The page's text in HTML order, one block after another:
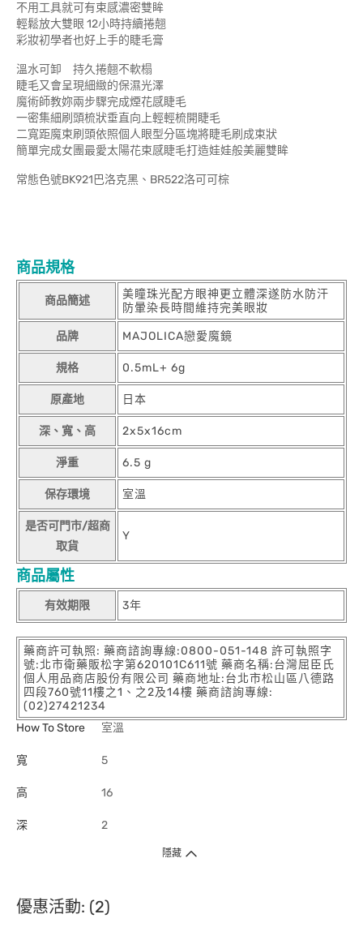
不用工具就可有束感濃密雙眸
輕鬆放大雙眼 12小時持續捲翹
彩妝初學者也好上手的睫毛膏
溫水可卸 持久捲翹不軟榻
睫毛又會呈現細緻的保濕光澤
魔術師教妳兩步驟完成煙花感睫毛
一密集細刷頭梳狀垂直向上輕輕梳開睫毛
二寬距魔束刷頭依照個人眼型分區塊將睫毛刷成束狀
簡單完成女團最愛太陽花束感睫毛打造娃娃般美麗雙眸
常態色號BK921巴洛克黑、BR522洛可可棕
商品規格
商品簡述
美瞳珠光配方眼神更立體深遂防水防汗
防暈染長時間維持完美眼妝
品牌 MAJOLICA戀愛魔鏡
規格 0.5mL+ 6g
原產地 日本
深、寬、高 2x5x16cm
淨重 6.5 g
保存環境 室溫
是否可門市/超商
取貨
Y
商品屬性
有效期限 3年
藥商許可執照: 藥商諮詢專線:0800-051-148 許可執照字
號:北市衛藥販松字第620101C611號 藥商名稱:台灣屈臣氏
個人用品商店股份有限公司 藥商地址:台北市松山區八德路
四段760號11樓之1、之2及14樓 藥商諮詢專線:
(02)27421234
How To Store
室溫
寬 5
高 16
深 2
隱藏
優惠活動: (2)